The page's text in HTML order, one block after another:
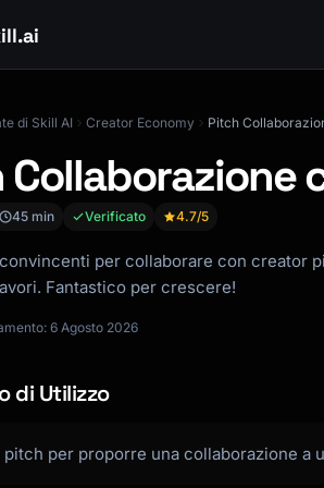
di Skill AI Creator Economy Pitch
Collaborazione
45 min Verificato 4.7/5
per collaborare con creator
Fantastico per crescere!
6 Agosto 2026
di Utilizzo
per proporre una collaborazione a